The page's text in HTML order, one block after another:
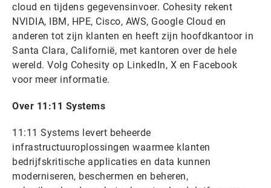
cloud en tijdens gegevensinvoer. Cohesity rekent
NVIDIA, IBM, HPE, Cisco, AWS, Google Cloud en
anderen tot zijn klanten en heeft zijn hoofdkantoor in
Santa Clara, Californië, met kantoren over de hele
wereld. Volg Cohesity op LinkedIn, X en Facebook
voor meer informatie.
Over 11:11 Systems
11:11 Systems levert beheerde
infrastructuuroplossingen waarmee klanten
bedrijfskritische applicaties en data kunnen
moderniseren, beschermen en beheren,